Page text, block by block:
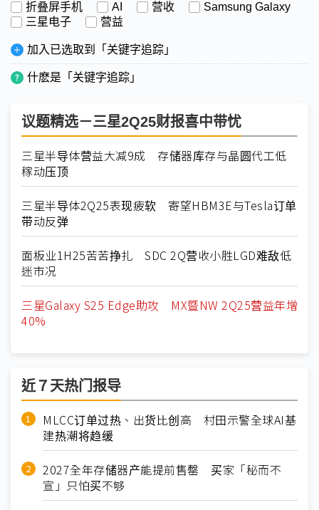
折叠屏手机 AI 营收
Samsung Galaxy
三星电子
营益
加入已选取到「关键字追踪」
什麽是「关键字追踪」
议题精选－三星2Q25财报喜中带忧
三星半导体营益大减9成 存储器库存与晶圆代工低
稼动压顶
三星半导体2Q25表现疲软 寄望HBM3E与Tesla订单
带动反弹
面板业1H25苦苦挣扎 SDC 2Q营收小胜LGD难敌低
迷市况
三星Galaxy S25 Edge助攻 MX暨NW 2Q25营益年增
40%
近７天热门报导
MLCC订单过热、出货比创高 村田示警全球AI基
建热潮将趋缓
2027全年存储器产能提前售罄 买家「秘而不
宣」只怕买不够